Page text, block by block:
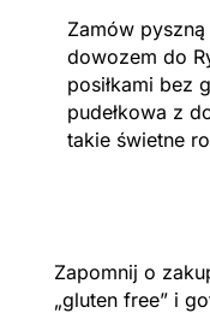
Zamów
dowozem do
posiłkami bez
pudełkowa z
takie świetne
Zapomnij o
„gluten free” i